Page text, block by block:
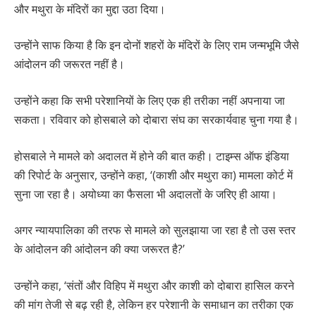
और मथुरा के मंदिरों का मुद्दा उठा दिया।
उन्होंने साफ किया है कि इन दोनों शहरों के मंदिरों के लिए राम जन्मभूमि जैसे
आंदोलन की जरूरत नहीं है।
उन्होंने कहा कि सभी परेशानियों के लिए एक ही तरीका नहीं अपनाया जा
सकता। रविवार को होसबाले को दोबारा संघ का सरकार्यवाह चुना गया है।
होसबाले ने मामले को अदालत में होने की बात कही। टाइम्स ऑफ इंडिया
की रिपोर्ट के अनुसार, उन्होंने कहा, ‘(काशी और मथुरा का) मामला कोर्ट में
सुना जा रहा है। अयोध्या का फैसला भी अदालतों के जरिए ही आया।
अगर न्यायपालिका की तरफ से मामले को सुलझाया जा रहा है तो उस स्तर
के आंदोलन की आंदोलन की क्या जरूरत है?’
उन्होंने कहा, ‘संतों और विहिप में मथुरा और काशी को दोबारा हासिल करने
की मांग तेजी से बढ़ रही है, लेकिन हर परेशानी के समाधान का तरीका एक